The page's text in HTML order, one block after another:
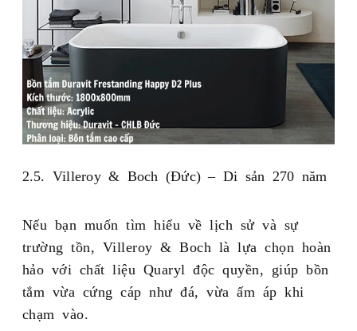
2.5. Villeroy & Boch (Đức) – Di sản 270 năm
Nếu bạn muốn tìm hiểu về lịch sử và sự
trường tồn, Villeroy & Boch là lựa chọn hoàn
hảo với chất liệu Quaryl độc quyền, giúp bồn
tắm vừa cứng cáp như đá, vừa ấm áp khi
chạm vào.